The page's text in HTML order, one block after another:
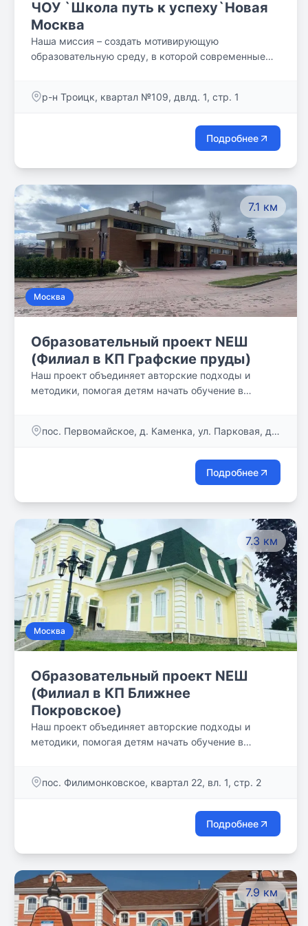
ЧОУ `Школа путь к успеху`Новая
Москва
Наша миссия – создать мотивирующую
образовательную среду, в которой современные
настоящем и в будущем.
р-н Троицк, квартал №109, двлд. 1, стр. 1
Подробнее
7.1 км
Москва
Образовательный проект NEШ
(Филиал в КП Графские пруды)
Наш проект объединяет авторские подходы и
методики, помогая детям начать обучение в
пос. Первомайское, д. Каменка, ул. Парковая, д.
Подробнее
7.3 км
Москва
Образовательный проект NEШ
(Филиал в КП Ближнее
Покровское)
Наш проект объединяет авторские подходы и
методики, помогая детям начать обучение в
пос. Филимонковское, квартал 22, вл. 1, стр. 2
Подробнее
7.9 км